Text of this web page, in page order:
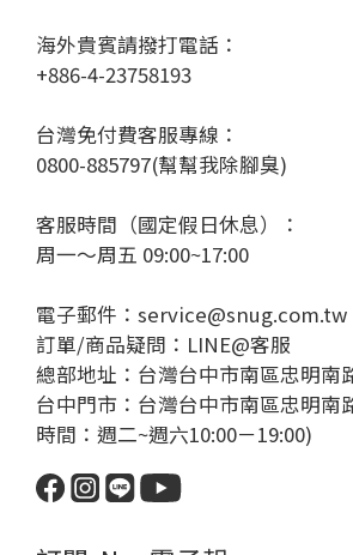
海外貴賓請撥打電話：
+886-4-23758193
台灣免付費客服專線：
0800-885797(幫幫我除腳臭)
客服時間（國定假日休息）：
周一～周五 09:00~17:00
電子郵件：service@snug.com.tw
訂單/商品疑問： LINE@客服
總部地址：台灣台中市南區忠明南
台中門市：台灣台中市南區忠明南
時間：週二~週六10:00－19:00)